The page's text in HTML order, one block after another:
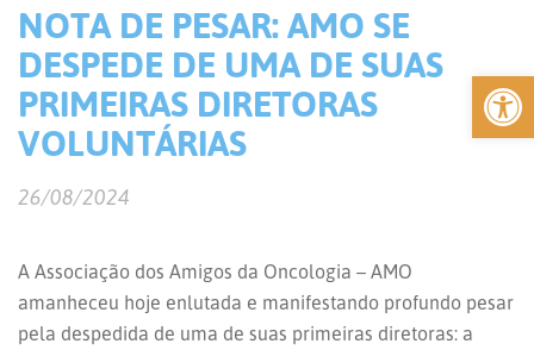
Abrir
NOTA DE PESAR: AMO SE
DESPEDE DE UMA DE SUAS
PRIMEIRAS DIRETORAS
VOLUNTÁRIAS
26/08/2024
A Associação dos Amigos da Oncologia – AMO
amanheceu hoje enlutada e manifestando profundo pesar
pela despedida de uma de suas primeiras diretoras: a